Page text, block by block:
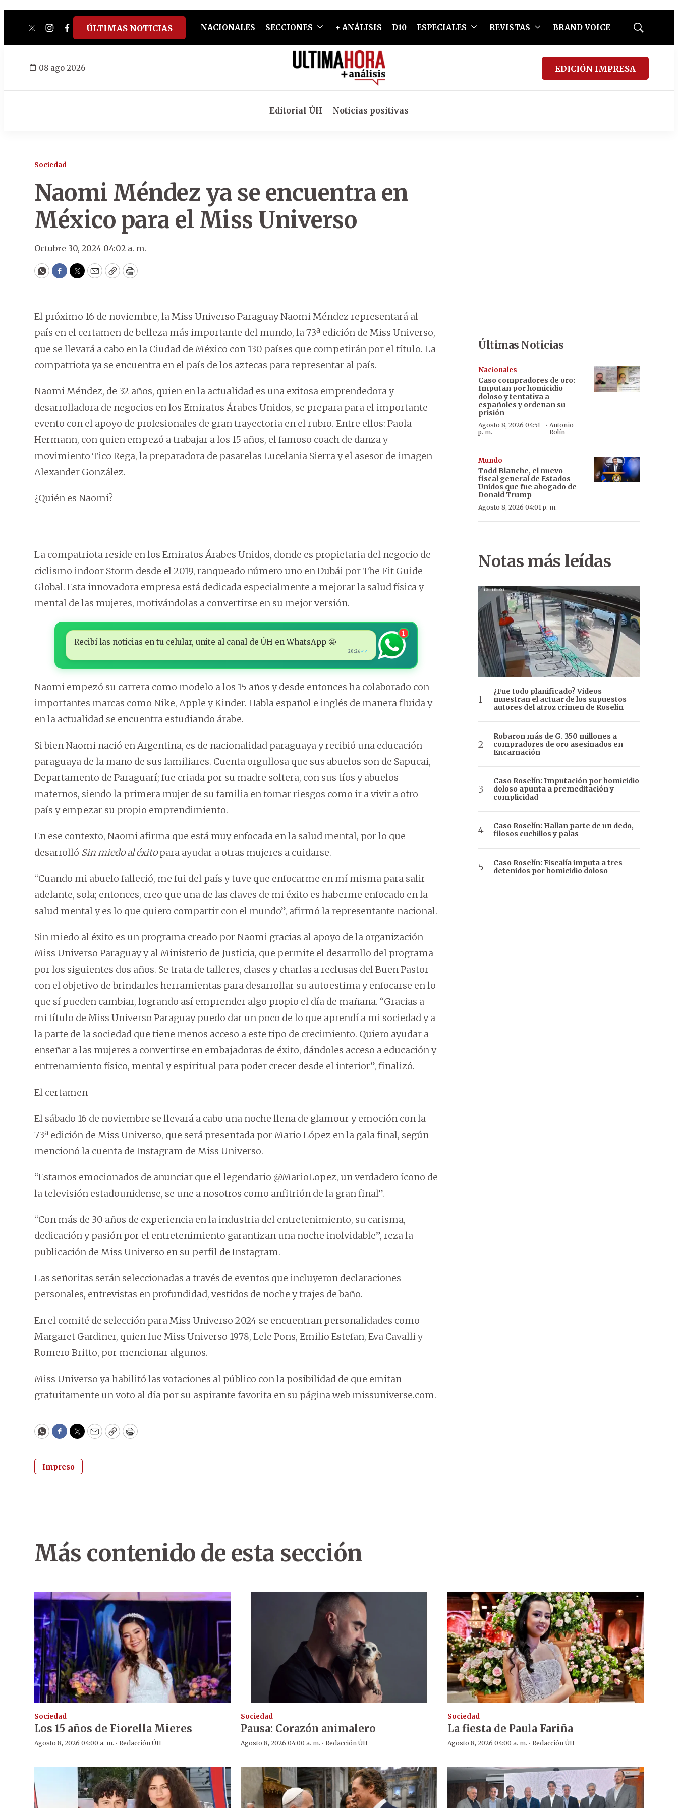
twitterinstagram
facebook
tiktokyoutube
spotify
ÚLTIMAS NOTICIAS NACIONALES SECCIONES + ANÁLISIS D10 ESPECIALES REVISTAS BRAND VOICE
Mostrar
08 ago 2026 EDICIÓN IMPRESA
Editorial ÚH Noticias positivas
Sociedad
Naomi Méndez ya se encuentra en
México para el Miss Universo
Octubre 30, 2024 04:02 a. m.
WhatsApp
Facebook
Twitter
EmailCopyPrint
El próximo 16 de noviembre, la Miss Universo Paraguay Naomi Méndez representará al
país en el certamen de belleza más importante del mundo, la 73ª edición de Miss Universo,
que se llevará a cabo en la Ciudad de México con 130 países que competirán por el título. La
compatriota ya se encuentra en el país de los aztecas para representar al país.
Naomi Méndez, de 32 años, quien en la actualidad es una exitosa emprendedora y
desarrolladora de negocios en los Emiratos Árabes Unidos, se prepara para el importante
evento con el apoyo de profesionales de gran trayectoria en el rubro. Entre ellos: Paola
Hermann, con quien empezó a trabajar a los 15 años, el famoso coach de danza y
movimiento Tico Rega, la preparadora de pasarelas Lucelania Sierra y el asesor de imagen
Alexander González.
¿Quién es Naomi?
La compatriota reside en los Emiratos Árabes Unidos, donde es propietaria del negocio de
ciclismo indoor Storm desde el 2019, ranqueado número uno en Dubái por The Fit Guide
Global. Esta innovadora empresa está dedicada especialmente a mejorar la salud física y
mental de las mujeres, motivándolas a convertirse en su mejor versión.
Recibí las noticias en tu celular, unite al canal de ÚH en WhatsApp 🤩
20:26 ✓✓
1
Naomi empezó su carrera como modelo a los 15 años y desde entonces ha colaborado con
importantes marcas como Nike, Apple y Kinder. Habla español e inglés de manera fluida y
en la actualidad se encuentra estudiando árabe.
Si bien Naomi nació en Argentina, es de nacionalidad paraguaya y recibió una educación
paraguaya de la mano de sus familiares. Cuenta orgullosa que sus abuelos son de Sapucai,
Departamento de Paraguarí; fue criada por su madre soltera, con sus tíos y abuelos
maternos, siendo la primera mujer de su familia en tomar riesgos como ir a vivir a otro
país y empezar su propio emprendimiento.
En ese contexto, Naomi afirma que está muy enfocada en la salud mental, por lo que
desarrolló Sin miedo al éxitopara ayudar a otras mujeres a cuidarse.
“Cuando mi abuelo falleció, me fui del país y tuve que enfocarme en mí misma para salir
adelante, sola; entonces, creo que una de las claves de mi éxito es haberme enfocado en la
salud mental y es lo que quiero compartir con el mundo”, afirmó la representante nacional.
Sin miedo al éxito es un programa creado por Naomi gracias al apoyo de la organización
Miss Universo Paraguay y al Ministerio de Justicia, que permite el desarrollo del programa
por los siguientes dos años. Se trata de talleres, clases y charlas a reclusas del Buen Pastor
con el objetivo de brindarles herramientas para desarrollar su autoestima y enfocarse en lo
que sí pueden cambiar, logrando así emprender algo propio el día de mañana. “Gracias a
mi título de Miss Universo Paraguay puedo dar un poco de lo que aprendí a mi sociedad y a
la parte de la sociedad que tiene menos acceso a este tipo de crecimiento. Quiero ayudar a
enseñar a las mujeres a convertirse en embajadoras de éxito, dándoles acceso a educación y
entrenamiento físico, mental y espiritual para poder crecer desde el interior”, finalizó.
El certamen
El sábado 16 de noviembre se llevará a cabo una noche llena de glamour y emoción con la
73ª edición de Miss Universo, que será presentada por Mario López en la gala final, según
mencionó la cuenta de Instagram de Miss Universo.
“Estamos emocionados de anunciar que el legendario @MarioLopez, un verdadero ícono de
la televisión estadounidense, se une a nosotros como anfitrión de la gran final”.
“Con más de 30 años de experiencia en la industria del entretenimiento, su carisma,
dedicación y pasión por el entretenimiento garantizan una noche inolvidable”, reza la
publicación de Miss Universo en su perfil de Instagram.
Las señoritas serán seleccionadas a través de eventos que incluyeron declaraciones
personales, entrevistas en profundidad, vestidos de noche y trajes de baño.
En el comité de selección para Miss Universo 2024 se encuentran personalidades como
Margaret Gardiner, quien fue Miss Universo 1978, Lele Pons, Emilio Estefan, Eva Cavalli y
Romero Britto, por mencionar algunos.
Miss Universo ya habilitó las votaciones al público con la posibilidad de que emitan
gratuitamente un voto al día por su aspirante favorita en su página web missuniverse.com.
WhatsApp
Facebook
Twitter
EmailCopyPrint
Impreso
Últimas Noticias
Nacionales
Caso compradores de oro:
Imputan por homicidio
doloso y tentativa a
españoles y ordenan su
prisión
Agosto 8, 2026 04:51
p. m.
· Antonio
Rolín
Mundo
Todd Blanche, el nuevo
fiscal general de Estados
Unidos que fue abogado de
Donald Trump
Agosto 8, 2026 04:01 p. m.
Notas más leídas
¿Fue todo planificado? Videos
muestran el actuar de los supuestos
autores del atroz crimen de Roselin
Robaron más de G. 350 millones a
compradores de oro asesinados en
Encarnación
Caso Roselín: Imputación por homicidio
doloso apunta a premeditación y
complicidad
Caso Roselín: Hallan parte de un dedo,
filosos cuchillos y palas
Caso Roselín: Fiscalía imputa a tres
detenidos por homicidio doloso
Más contenido de esta sección
Sociedad
Los 15 años de Fiorella Mieres
Agosto 8, 2026 04:00 a. m. · Redacción ÚH
Sociedad
Pausa: Corazón animalero
Agosto 8, 2026 04:00 a. m. ·Redacción ÚH
Sociedad
La fiesta de Paula Fariña
Agosto 8, 2026 04:00 a. m. · Redacción ÚH